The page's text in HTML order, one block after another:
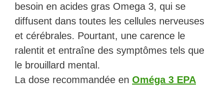
besoin en acides gras Omega 3, qui se
diffusent dans toutes les cellules nerveuses
et cérébrales. Pourtant, une carence le
ralentit et entraîne des symptômes tels que
le brouillard mental.
La dose recommandée en Oméga 3 EPA